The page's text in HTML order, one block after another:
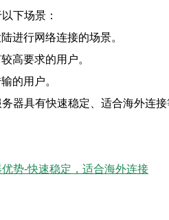
下场景：
进行网络连接的场景。
高要求的用户。
的用户。
器具有快速稳定、适合海外连
势-快速稳定，适合海外连接